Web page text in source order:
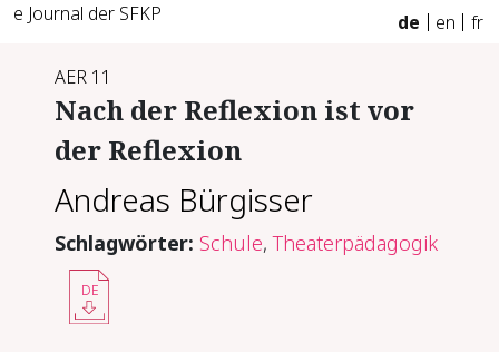
e Journal der SFKP de en fr
AER 11
Nach der Re­fle­xi­on ist vor
der Re­fle­xi­on
Andreas Bürgisser
Schlagwörter: Schule, Theaterpädagogik
DE